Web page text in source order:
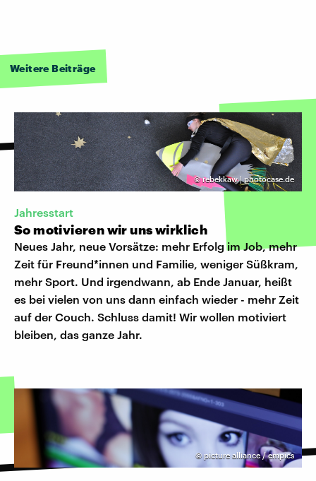
Weitere Beiträge
©rebekkaw | photocase.de
Jahresstart
So motivieren wir uns wirklich
Neues Jahr, neue Vorsätze: mehr Erfolg im Job, mehr
Zeit für Freund*innen und Familie, weniger Süßkram,
mehr Sport. Und irgendwann, ab Ende Januar, heißt
es bei vielen von uns dann einfach wieder - mehr Zeit
auf der Couch. Schluss damit! Wir wollen motiviert
bleiben, das ganze Jahr.
© picture alliance / empics